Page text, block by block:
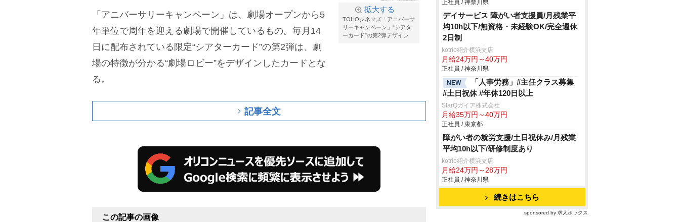
拡大する
TOHOシネマズ「アニバーサ
リーキャンペーン」“シアタ
ーカード”の第2弾デザイン
「アニバーサリーキャンペーン」は、劇場オープンから5
年単位で周年を迎える劇場で開催しているもの。毎月14
日に配布されている限定“シアターカード”の第2弾は、劇
場の特徴が分かる“劇場ロビー”をデザインしたカードとな
る。
記事全文
この記事の画像
正社員 / 神奈川県
デイサービス 障がい者支援員/月残業平
均10h以下/無資格・未経験OK/完全週休
2日制
kotrio紹介横浜支店
月給24万円～40万円
正社員 / 神奈川県
NEW
「人事労務」#主任クラス募集
#土日祝休 #年休120日以上
StarQガイア株式会社
月給35万円～40万円
正社員 / 東京都
障がい者の就労支援/土日祝休み/月残業
平均10h以下/研修制度あり
kotrio紹介横浜支店
月給24万円～28万円
正社員 / 神奈川県
続きはこちら
sponsored by 求人ボックス